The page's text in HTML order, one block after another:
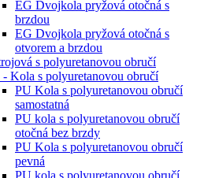
EG Dvojkola pryžová otočná s
brzdou
EG Dvojkola pryžová otočná s
otvorem a brzdou
s polyuretanovou obručí
- Kola s polyuretanovou obručí
PU Kola s polyuretanovou obručí
samostatná
PU kola s polyuretanovou obručí
otočná bez brzdy
PU Kola s polyuretanovou obručí
pevná
PU kola s polyuretanovou obručí